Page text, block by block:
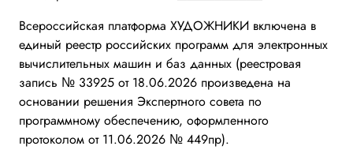
Всероссийская платформа ХУДОЖНИКИ включена в
единый реестр российских программ для электронных
вычислительных машин и баз данных (реестровая
запись № 33925 от 18.06.2026 произведена на
основании решения Экспертного совета по
программному обеспечению, оформленного
протоколом от 11.06.2026 № 449пр).